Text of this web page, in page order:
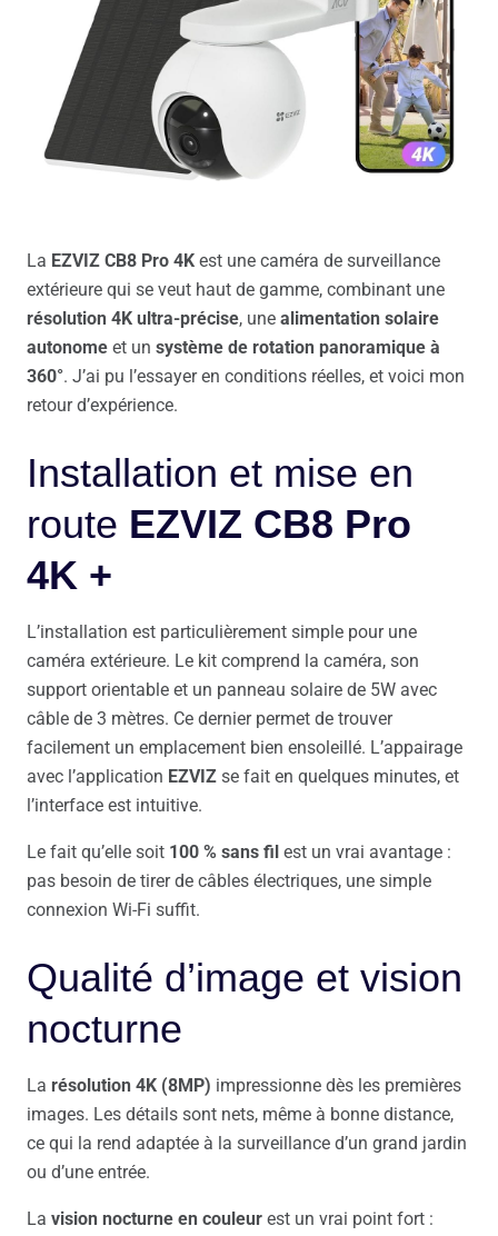
La EZVIZ CB8 Pro 4K est une caméra de surveillance
extérieure qui se veut haut de gamme, combinant une
résolution 4K ultra-précise, une alimentation solaire
autonome et un système de rotation panoramique à
360°. J’ai pu l’essayer en conditions réelles, et voici mon
retour d’expérience.
Installation et mise en
route EZVIZ CB8 Pro
4K +
L’installation est particulièrement simple pour une
caméra extérieure. Le kit comprend la caméra, son
support orientable et un panneau solaire de 5W avec
câble de 3 mètres. Ce dernier permet de trouver
facilement un emplacement bien ensoleillé. L’appairage
avec l’application EZVIZ se fait en quelques minutes, et
l’interface est intuitive.
Le fait qu’elle soit 100 % sans fil est un vrai avantage :
pas besoin de tirer de câbles électriques, une simple
connexion Wi-Fi suffit.
Qualité d’image et vision
nocturne
La résolution 4K (8MP) impressionne dès les premières
images. Les détails sont nets, même à bonne distance,
ce qui la rend adaptée à la surveillance d’un grand jardin
ou d’une entrée.
La vision nocturne en couleur est un vrai point fort :